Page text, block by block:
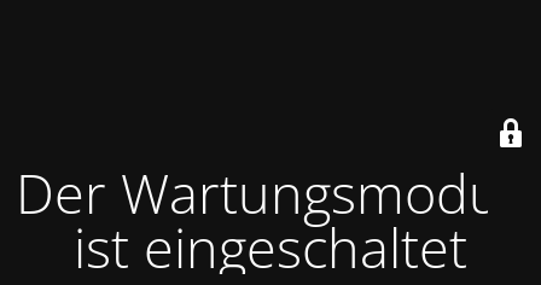
Der Wartungsmodus
ist eingeschaltet